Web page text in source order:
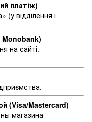
платіж)
відділення і
Monobank)
на сайті.
(Visa/Mastercard)
магазина —